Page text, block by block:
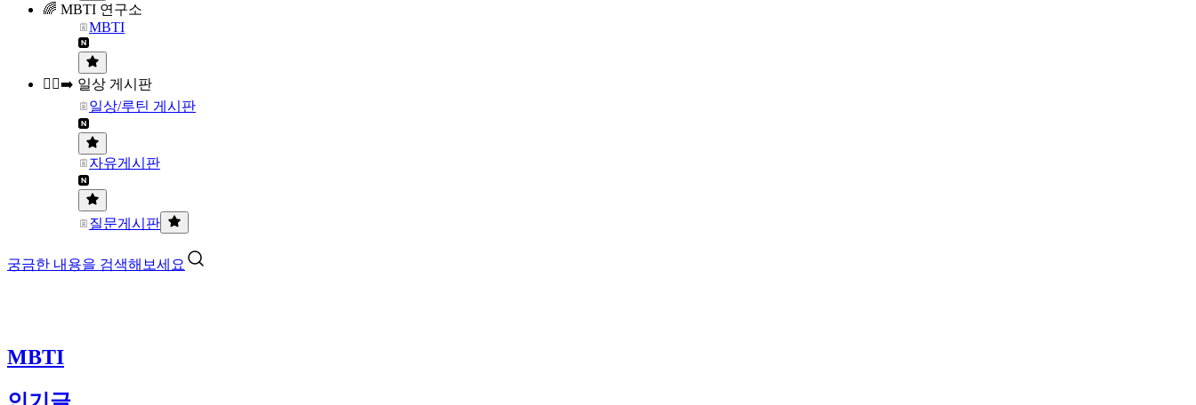
🌈 MBTI 연구소
MBTI
🏃‍♀️‍➡️ 일상 게시판
일상/루틴 게시판
자유게시판
질문게시판
궁금한 내용을 검색해보세요
MBTI